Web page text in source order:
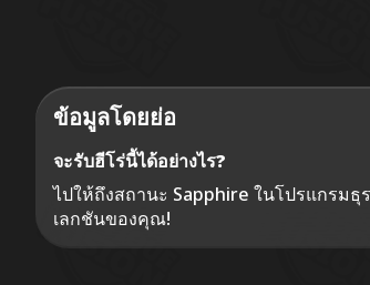
ข้อมูลโดยย่อ
จะรับฮีโร่นี้ได้อย่างไร?
ไปให้ถึงสถานะ Sapphire ในโปรแกรม
เลกชันของคุณ!